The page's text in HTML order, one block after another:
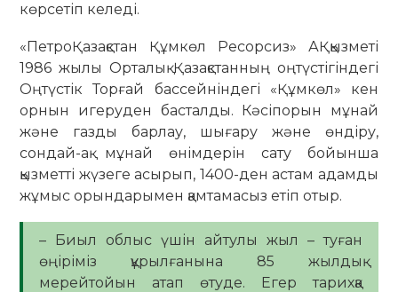
көрсетіп келеді.
«ПетроҚазақстан Құмкөл Ресорсиз» АҚқызметі
1986 жылы Орталық Қазақстанның оңтүстігіндегі
Оңтүстік Торғай бассейніндегі «Құмкөл» кен
орнын игеруден басталды. Кәсіпорын мұнай
және газды барлау, шығару және өндіру,
сондай-ақ мұнай өнімдерін сату бойынша
қызметті жүзеге асырып, 1400-ден астам адамды
жұмыс орындарымен қамтамасыз етіп отыр.
– Биыл облыс үшін айтулы жыл – туған
өңіріміз құрылғанына 85 жылдық
мерейтойын атап өтуде. Егер тарихқа